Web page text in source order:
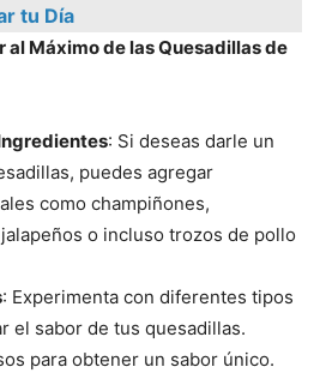
tu Día
al Máximo de las Quesadillas de
: Si deseas darle un
puedes agregar
como champiñones,
o incluso trozos de pollo
: Experimenta con diferentes tipos
el sabor de tus quesadillas.
para obtener un sabor único.